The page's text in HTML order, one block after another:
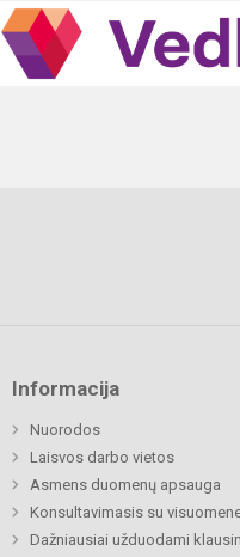
Informacija
Nuorodos
Laisvos darbo vietos
Asmens duomenų apsauga
Konsultavimasis su
Dažniausiai užduodami